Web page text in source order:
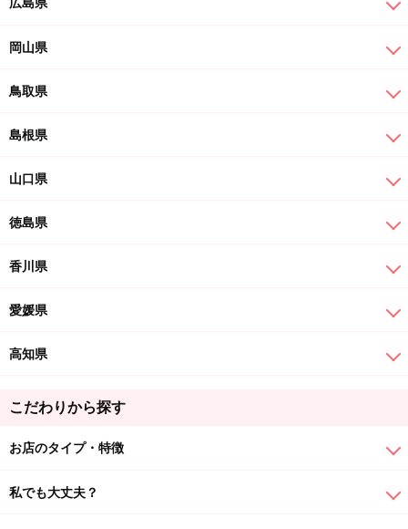
岡山県
鳥取県
島根県
山口県
徳島県
香川県
愛媛県
高知県
こだわりから探す
お店のタイプ・特徴
私でも大丈夫？